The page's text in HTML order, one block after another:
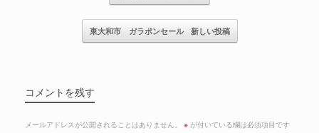
東大和市 ガラポンセール 新しい投稿
コメントを残す
メールアドレスが公開されることはありません。 ※ が付いている欄は必須項目です